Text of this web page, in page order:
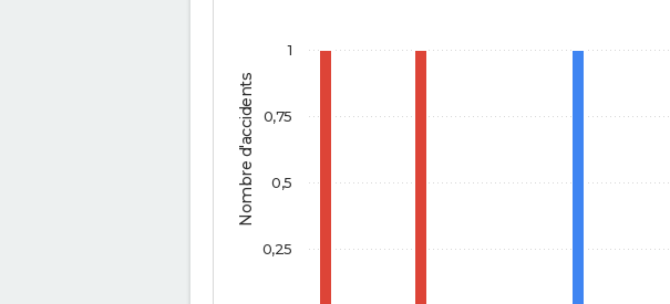
Nombre d'accidents
1
0,25
0,5
0,75